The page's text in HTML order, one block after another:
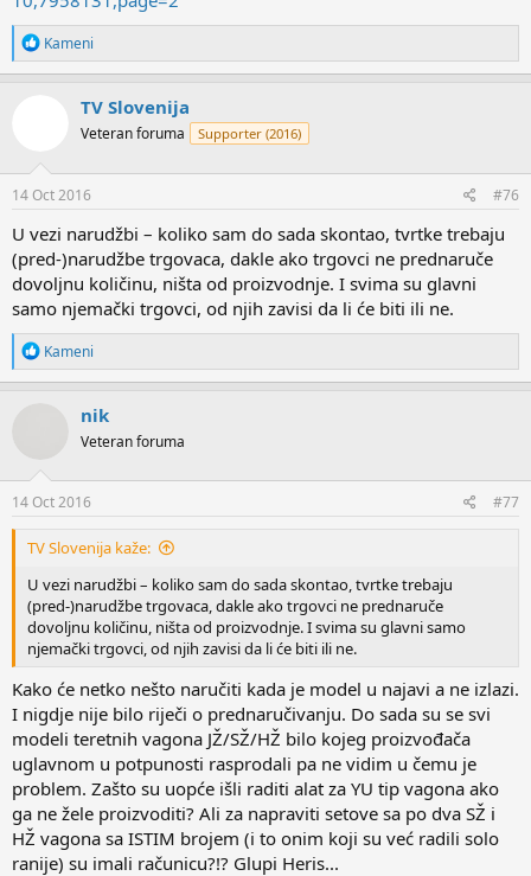
R
e
a
n
s
Kameni
TV Slovenija
Veteran foruma Supporter (2016)
14 Oct 2016 #76
U vezi narudžbi – koliko sam do sada skontao, tvrtke trebaju
(pred-)narudžbe trgovaca, dakle ako trgovci ne prednaruče
dovoljnu količinu, ništa od proizvodnje. I svima su glavni
samo njemački trgovci, od njih zavisi da li će biti ili ne.
R
e
a
n
s
Kameni
nik
Veteran foruma
14 Oct 2016 #77
TV Slovenija kaže:
U vezi narudžbi – koliko sam do sada skontao, tvrtke trebaju
(pred-)narudžbe trgovaca, dakle ako trgovci ne prednaruče
dovoljnu količinu, ništa od proizvodnje. I svima su glavni samo
njemački trgovci, od njih zavisi da li će biti ili ne.
Kako će netko nešto naručiti kada je model u najavi a ne izlazi.
I nigdje nije bilo riječi o prednaručivanju. Do sada su se svi
modeli teretnih vagona JŽ/SŽ/HŽ bilo kojeg proizvođača
uglavnom u potpunosti rasprodali pa ne vidim u čemu je
problem. Zašto su uopće išli raditi alat za YU tip vagona ako
ga ne žele proizvoditi? Ali za napraviti setove sa po dva SŽ i
HŽ vagona sa ISTIM brojem (i to onim koji su već radili solo
ranije) su imali računicu?!? Glupi Heris...